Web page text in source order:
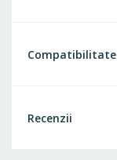
Compatibilitate
Recenzii